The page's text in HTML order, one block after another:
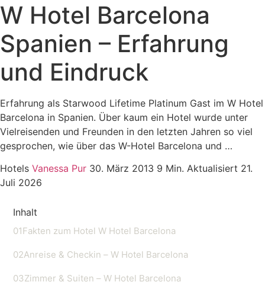
W Hotel Barcelona
Spanien – Erfahrung
und Eindruck
Erfahrung als Starwood Lifetime Platinum Gast im W Hotel
Barcelona in Spanien. Über kaum ein Hotel wurde unter
Vielreisenden und Freunden in den letzten Jahren so viel
gesprochen, wie über das W-Hotel Barcelona und …
Hotels Vanessa Pur 30. März 2013 9 Min. Aktualisiert 21.
Juli 2026
Inhalt
01Fakten zum Hotel W Hotel Barcelona
02Anreise & Checkin – W Hotel Barcelona
03Zimmer & Suiten – W Hotel Barcelona